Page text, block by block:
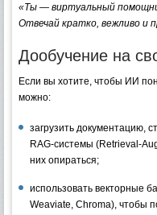
«Ты — виртуальный
Отвечай кратко, вежливо и
Дообучение на
Если вы хотите, чтобы ИИ
можно:
загрузить документацию,
RAG-системы (Retrieval-
них опираться;
использовать векторные
Weaviate, Chroma), чтобы